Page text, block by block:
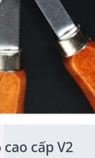
cấp V2